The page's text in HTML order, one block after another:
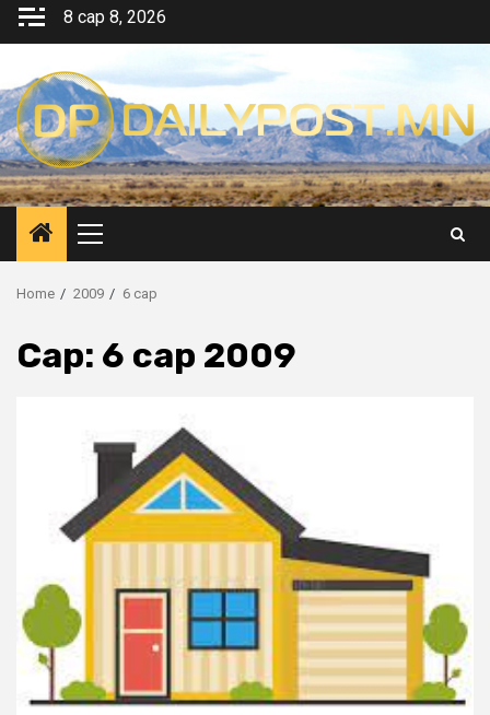
Skip
8 сар 8, 2026
Primary
Menu
Home 2009 6 сар
Сар: 6 сар 2009